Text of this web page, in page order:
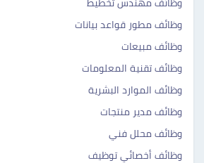
وظائف مهندس تخطيط
وظائف مطور قواعد بيانات
وظائف مبيعات
وظائف تقنية المعلومات
وظائف الموارد البشرية
وظائف مدير منتجات
وظائف محلل فني
وظائف أخصائي توظيف